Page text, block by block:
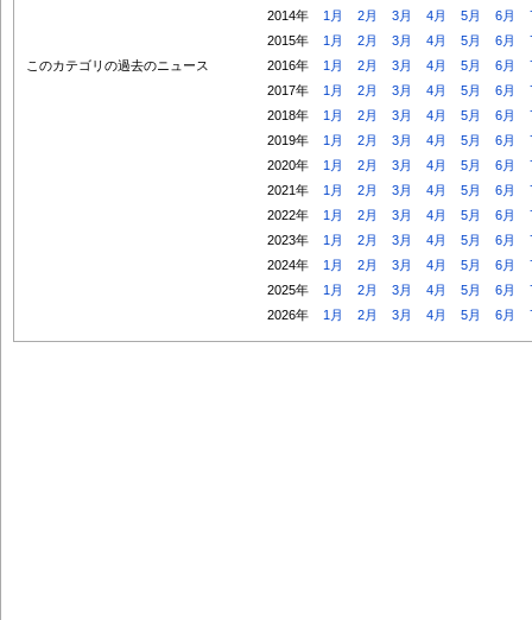
このカテゴリの過去のニュース
2014年
1月 2月 3月 4月 5月 6月
2015年
1月 2月 3月 4月 5月 6月
2016年
1月 2月 3月 4月 5月 6月
2017年
1月 2月 3月 4月 5月 6月
2018年
1月 2月 3月 4月 5月 6月
2019年
1月 2月 3月 4月 5月 6月
2020年
1月 2月 3月 4月 5月 6月
2021年
1月 2月 3月 4月 5月 6月
2022年
1月 2月 3月 4月 5月 6月
2023年
1月 2月 3月 4月 5月 6月
2024年
1月 2月 3月 4月 5月 6月
2025年
1月 2月 3月 4月 5月 6月
2026年
1月 2月 3月 4月 5月 6月